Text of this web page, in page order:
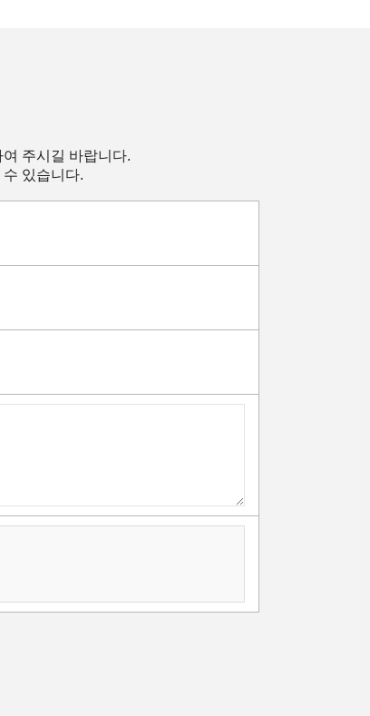
주시길 바랍니다.
있습니다.